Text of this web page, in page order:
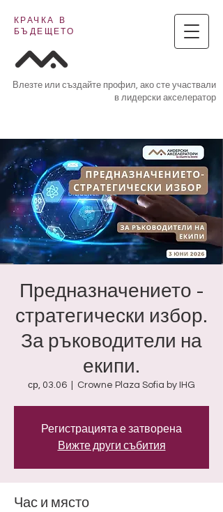
КРАЧКА В
БЪДЕЩЕТО
Влезте или създайте профил, ако сте участвали
в лидерски акселератор
Предназначението -
стратегически избор.
За ръководители на
екипи.
ср, 03.06 Crowne Plaza Sofia by IHG
Регистрацията е затворена
Вижте други събития
Час и място